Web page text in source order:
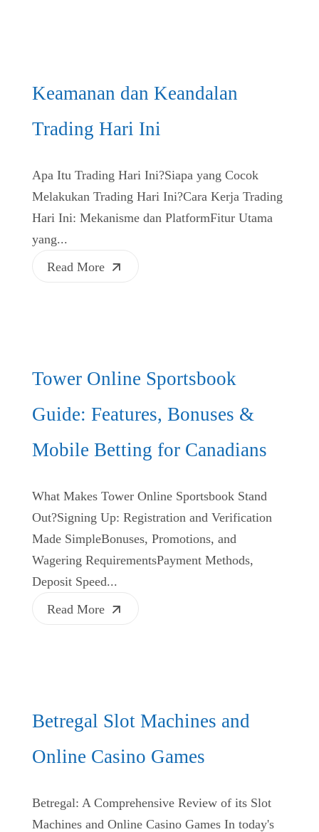
Keamanan dan Keandalan
Trading Hari Ini
Apa Itu Trading Hari Ini?Siapa yang Cocok
Melakukan Trading Hari Ini?Cara Kerja Trading
Hari Ini: Mekanisme dan PlatformFitur Utama
yang...
Read More
Tower Online Sportsbook
Guide: Features, Bonuses &
Mobile Betting for Canadians
What Makes Tower Online Sportsbook Stand
Out?Signing Up: Registration and Verification
Made SimpleBonuses, Promotions, and
Wagering RequirementsPayment Methods,
Deposit Speed...
Read More
Betregal Slot Machines and
Online Casino Games
Betregal: A Comprehensive Review of its Slot
Machines and Online Casino Games In today's